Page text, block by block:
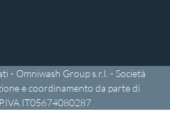
Omniwash Group s.r.l. - Società
e coordinamento da parte di
IT05674080287